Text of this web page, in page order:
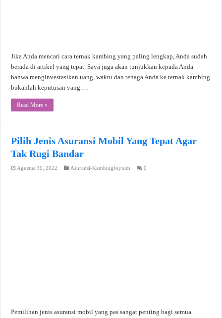
Jika Anda mencari cara ternak kambing yang paling lengkap, Anda sudah
berada di artikel yang tepat. Saya juga akan tunjukkan kepada Anda
bahwa menginvestasikan uang, waktu dan tenaga Anda ke ternak kambing
bukanlah keputusan yang …
Read More »
Pilih Jenis Asuransi Mobil Yang Tepat Agar
Tak Rugi Bandar
Agustus 30, 2022 Asuransi-KambingJoynim 0
Pemilihan jenis asuransi mobil yang pas sangat penting bagi semua